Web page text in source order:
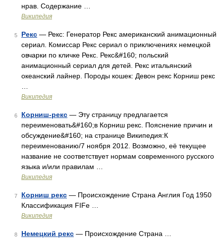
нрав. Содержание …
Википедия
5 Рекс — Рекс: Генератор Рекс американский анимационный
сериал. Комиссар Рекс сериал о приключениях немецкой
овчарки по кличке Рекс. Рекс&#160; польский
анимационный сериал для детей. Рекс итальянский
океанский лайнер. Породы кошек: Девон рекс Корниш рекс
Википедия
6 Корниш-рекс — Эту страницу предлагается
переименовать&#160;в Корниш рекс. Пояснение причин и
обсуждение&#160; на странице Википедия:К
переименованию/7 ноября 2012. Возможно, её текущее
название не соответствует нормам современного русского
языка и/или правилам …
Википедия
7 Корниш рекс — Происхождение Страна Англия Год 1950
Классификация FIFe …
Википедия
8 Немецкий рекс — Происхождение Страна …